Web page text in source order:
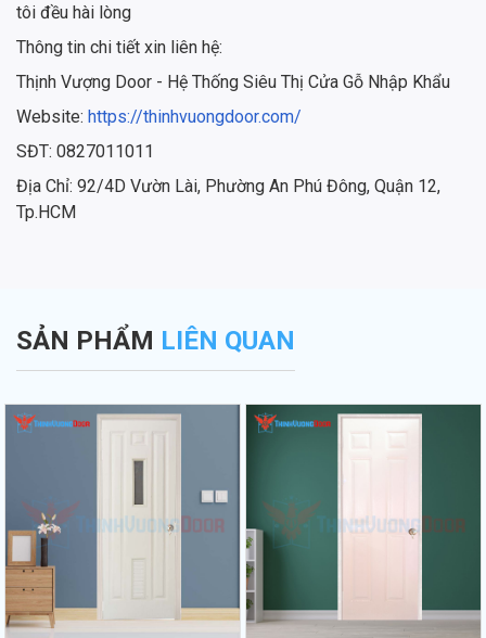
tôi đều hài lòng
Thông tin chi tiết xin liên hệ:
Thịnh Vượng Door - Hệ Thống Siêu Thị Cửa Gỗ Nhập Khẩu
Website: https://thinhvuongdoor.com/
SĐT: 0827011011
Địa Chỉ: 92/4D Vườn Lài, Phường An Phú Đông, Quận 12,
Tp.HCM
SẢN PHẨM LIÊN QUAN